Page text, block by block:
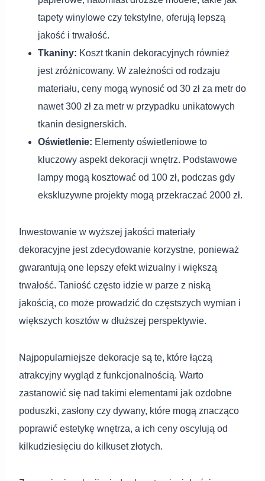
tapety winylowe czy tekstylne, oferują lepszą
jakość i trwałość.
Tkaniny: Koszt tkanin dekoracyjnych również
jest zróżnicowany. W zależności od rodzaju
materiału, ceny mogą wynosić od 30 zł za metr do
nawet 300 zł za metr w przypadku unikatowych
tkanin designerskich.
Oświetlenie: Elementy oświetleniowe to
kluczowy aspekt dekoracji wnętrz. Podstawowe
lampy mogą kosztować od 100 zł, podczas gdy
ekskluzywne projekty mogą przekraczać 2000 zł.
Inwestowanie w wyższej jakości materiały
dekoracyjne jest zdecydowanie korzystne, ponieważ
gwarantują one lepszy efekt wizualny i większą
trwałość. Taniość często idzie w parze z niską
jakością, co może prowadzić do częstszych wymian i
większych kosztów w dłuższej perspektywie.
Najpopularniejsze dekoracje są te, które łączą
atrakcyjny wygląd z funkcjonalnością. Warto
zastanowić się nad takimi elementami jak ozdobne
poduszki, zasłony czy dywany, które mogą znacząco
poprawić estetykę wnętrza, a ich ceny oscylują od
kilkudziesięciu do kilkuset złotych.